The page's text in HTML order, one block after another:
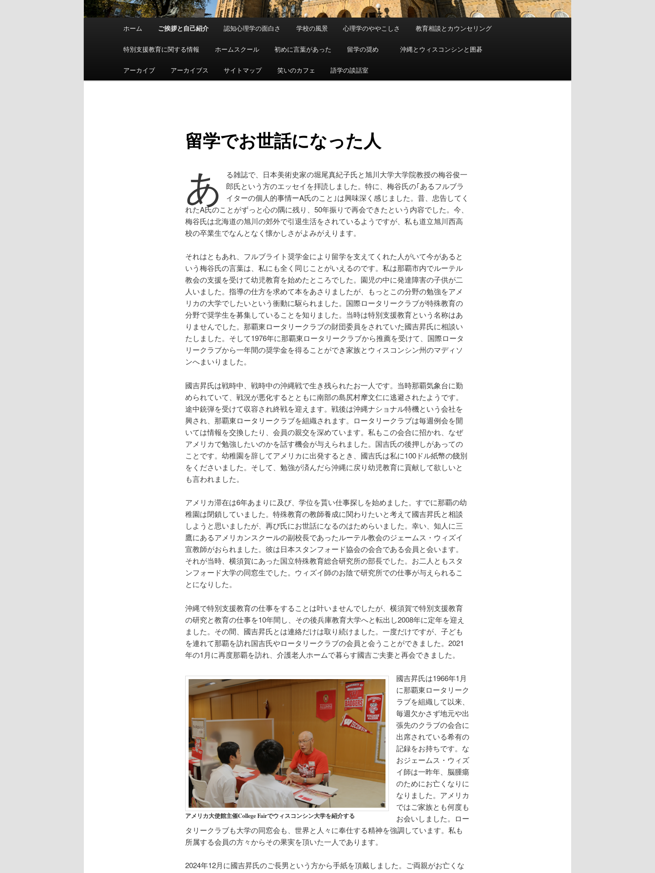
ュ
ホーム ご挨拶と自己紹介 認知心理学の面白さ 学校の風景 心理学のややこしさ 教育相談とカウンセリング
特別支援教育に関する情報 ホームスクール 初めに言葉があった 留学の奨め 沖縄とウィスコンシンと囲碁
アーカイブ アーカイブス サイトマップ 笑いのカフェ 語学の談話室
留学でお世話になった人
あ
る雑誌で、日本美術史家の堀尾真紀子氏と旭川大学大学院教授の梅谷俊一
郎氏という方のエッセイを拝読しました。特に、梅谷氏の｢あるフルブラ
イターの個人的事情ーA氏のこと｣は興味深く感じました。昔、忠告してく
れたA氏のことがずっと心の隅に残り、50年振りで再会できたという内容でした。今、
梅谷氏は北海道の旭川の郊外で引退生活をされているようですが、私も道立旭川西高
校の卒業生でなんとなく懐かしさがよみがえります。
それはともあれ、フルブライト奨学金により留学を支えてくれた人がいて今があると
いう梅谷氏の言葉は、私にも全く同じことがいえるのです。私は那覇市内でルーテル
教会の支援を受けて幼児教育を始めたところでした。園児の中に発達障害の子供が二
人いました。指導の仕方を求めて本をあさりましたが、もっとこの分野の勉強をアメ
リカの大学でしたいという衝動に駆られました。国際ロータリークラブが特殊教育の
分野で奨学生を募集していることを知りました。当時は特別支援教育という名称はあ
りませんでした。那覇東ロータリークラブの財団委員をされていた國吉昇氏に相談い
たしました。そして1976年に那覇東ロータリークラブから推薦を受けて、国際ロータ
リークラブから一年間の奨学金を得ることができ家族とウィスコンシン州のマディソ
ンへまいりました。
國吉昇氏は戦時中、戦時中の沖縄戦で生き残られたお一人です。当時那覇気象台に勤
められていて、戦況が悪化するとともに南部の島尻村摩文仁に逃避されたようです。
途中銃弾を受けて収容され終戦を迎えます。戦後は沖縄ナショナル特機という会社を
興され、那覇東ロータリークラブを組織されます。ロータリークラブは毎週例会を開
いては情報を交換したり、会員の親交を深めています。私もこの会合に招かれ、なぜ
アメリカで勉強したいのかを話す機会が与えられました。国吉氏の後押しがあっての
ことです。幼稚園を辞してアメリカに出発するとき、國吉氏は私に100ドル紙幣の餞別
をくださいました。そして、勉強が済んだら沖縄に戻り幼児教育に貢献して欲しいと
も言われました。
アメリカ滞在は6年あまりに及び、学位を貰い仕事探しを始めました。すでに那覇の幼
稚園は閉鎖していました。特殊教育の教師養成に関わりたいと考えて國吉昇氏と相談
しようと思いましたが、再び氏にお世話になるのはためらいました。幸い、知人に三
鷹にあるアメリカンスクールの副校長であったルーテル教会のジェームス・ウィズイ
宣教師がおられました。彼は日本スタンフォード協会の会合である会員と会います。
それが当時、横須賀にあった国立特殊教育総合研究所の部長でした。お二人ともスタ
ンフォード大学の同窓生でした。ウィズイ師のお陰で研究所での仕事が与えられるこ
とになりした。
沖縄で特別支援教育の仕事をすることは叶いませんでしたが、横須賀で特別支援教育
の研究と教育の仕事を10年間し、その後兵庫教育大学へと転出し2008年に定年を迎え
ました。その間、國吉昇氏とは連絡だけは取り続けました。一度だけですが、子ども
を連れて那覇を訪れ国吉氏やロータリークラブの会員と会うことができました。2021
年の1月に再度那覇を訪れ、介護老人ホームで暮らす國吉ご夫妻と再会できました。
アメリカ大使館主催College Fairでウィスコンシン大学を紹介する
國吉昇氏は1966年1月
に那覇東ロータリーク
ラブを組織して以来、
毎週欠かさず地元や出
張先のクラブの会合に
出席されている希有の
記録をお持ちです。な
おジェームス・ウィズ
イ師は一昨年、脳腫瘍
のためにお亡くなりに
なりました。アメリカ
ではご家族とも何度も
お会いしました。ロー
タリークラブも大学の同窓会も、世界と人々に奉仕する精神を強調しています。私も
所属する会員の方々からその果実を頂いた一人であります。
2024年12月に國吉昇氏のご長男という方から手紙を頂戴しました。ご両親がお亡くな